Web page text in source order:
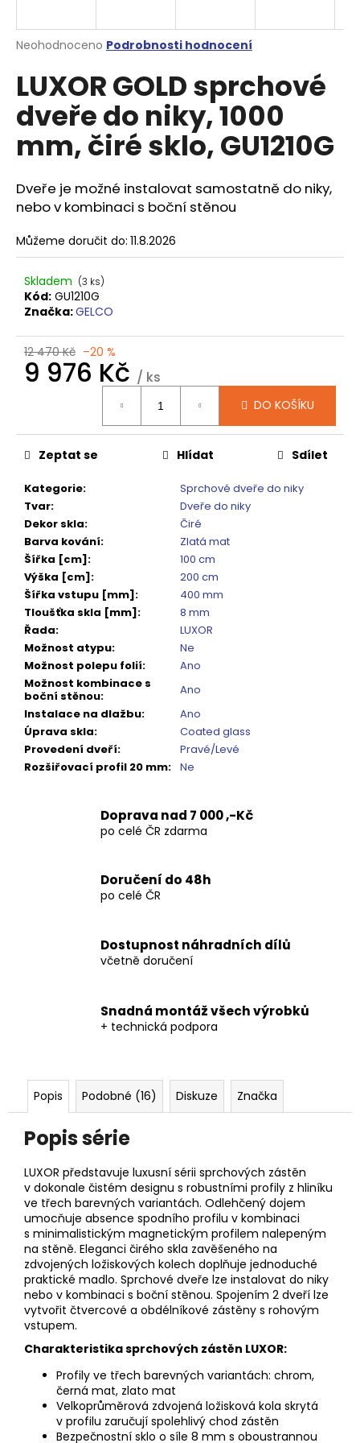
Průměrné
produktu
je
0,0
z
5
hvězdiček.
Neohodnoceno Podrobnosti hodnocení
LUXOR GOLD sprchové
dveře do niky, 1000
mm, čiré sklo, GU1210G
Dveře je možné instalovat samostatně do niky,
nebo v kombinaci s boční stěnou
Můžeme doručit do: 11.8.2026
Skladem (3 ks)
Kód: GU1210G
Značka:GELCO
12 470 Kč –20 %
9 976 Kč / ks
DO KOŠÍKU
Kategorie:
Sprchové dveře do niky
Tvar:
Dveře do niky
Dekor skla:
Čiré
Barva kování:
Zlatá mat
Šířka [cm]:
100 cm
Výška [cm]:
200 cm
Šířka vstupu [mm]:
400 mm
Tloušťka skla [mm]:
8 mm
Řada:
LUXOR
Možnost atypu:
Ne
Možnost polepu folií:
Ano
Možnost kombinace s
boční stěnou:
Ano
Instalace na dlažbu:
Ano
Úprava skla:
Coated glass
Provedení dveří:
Pravé/Levé
Rozšiřovací profil 20 mm: Ne
Zeptat se Hlídat Sdílet
Doprava nad 7 000 ,-Kč
po celé ČR zdarma
Doručení do 48h
po celé ČR
Dostupnost náhradních dílů
včetně doručení
Snadná montáž všech výrobků
+ technická podpora
Popis Podobné (16) Diskuze Značka
Popis série
LUXOR představuje luxusní sérii sprchových zástěn
v dokonale čistém designu s robustními profily z hliníku
ve třech barevných variantách. Odlehčený dojem
umocňuje absence spodního profilu v kombinaci
s minimalistickým magnetickým profilem nalepeným
na stěně. Eleganci čirého skla zavěšeného na
zdvojených ložiskových kolech doplňuje jednoduché
praktické madlo. Sprchové dveře lze instalovat do niky
nebo v kombinaci s boční stěnou. Spojením 2 dveří lze
vytvořit čtvercové a obdélníkové zástěny s rohovým
vstupem.
Charakteristika sprchových zástěn LUXOR:
Profily ve třech barevných variantách: chrom,
černá mat, zlato mat
Velkoprůměrová zdvojená ložisková kola skrytá
v profilu zaručují spolehlivý chod zástěn
Bezpečnostní sklo o síle 8 mm s oboustrannou
j
t
?
HLEDAT
D
o
p
o
u
č
u
m
e
SPRCHOVÁ
VANIČKA
MITIA
PMB16090
1600X900
MM,
BÍLÁ
PROFILOVANÁ
14
120
Kč
Původně:
17
650
Kč